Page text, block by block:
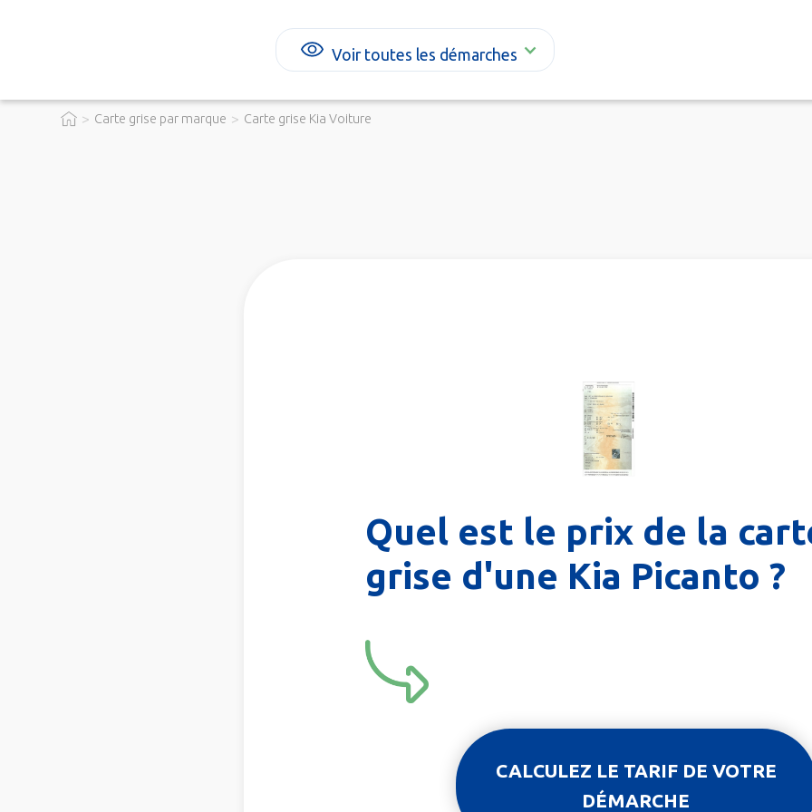
Voir toutes les démarches
> Carte grise par marque > Carte grise Kia Voiture
Quel est le prix de la
grise d'une Kia Picanto ?
CALCULEZ LE TARIF DE VOTRE
DÉMARCHE